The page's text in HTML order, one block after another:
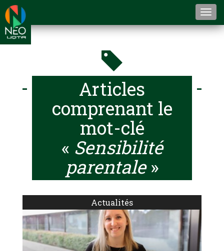
Articles
comprenant le
mot-clé
« Sensibilité
parentale»
Actualités